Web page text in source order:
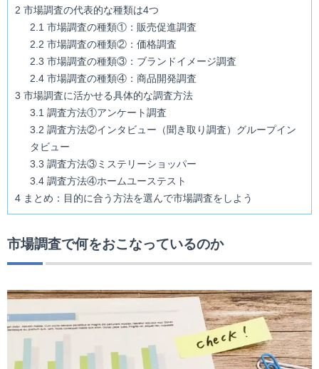
2 市場調査の代表的な種類は4つ
2.1 市場調査の種類①：販売促進調査
2.2 市場調査の種類②：価格調査
2.3 市場調査の種類③：ブランドイメージ調査
2.4 市場調査の種類④：商品開発調査
3 市場調査に活かせる具体的な調査方法
3.1 調査方法①アンケート調査
3.2 調査方法②インタビュー（聞き取り調査）グループイン
タビュー
3.3 調査方法③ミステリーショッパー
3.4 調査方法④ホームユーステスト
4 まとめ：目的に合う方法を選んで市場調査をしよう
市場調査で何をおこなっているのか